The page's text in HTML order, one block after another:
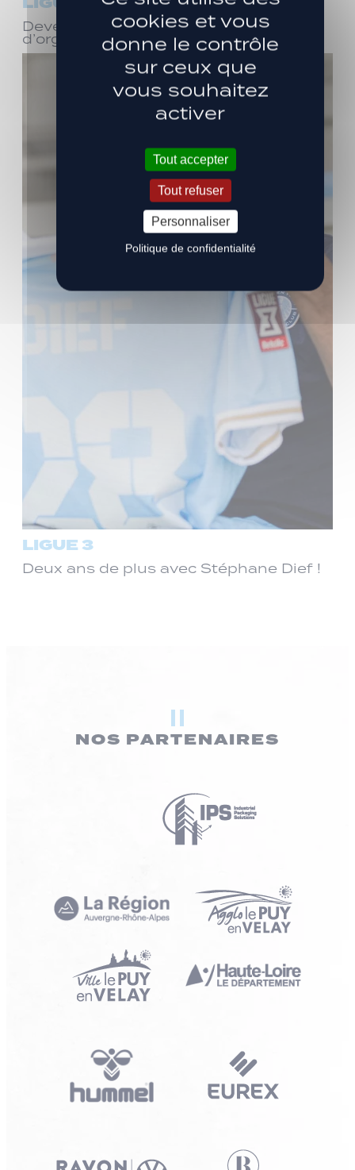
Devenez bénévole ! Réunion
d’organisation le samedi 8 août
LIGUE 3
Deux ans de plus avec Stéphane Dief !
NOS PARTENAIRES
cookies et vous
donne le contrôle
sur ceux que
vous souhaitez
activer
Tout accepter
Tout refuser
Personnaliser
Politique de confidentialité